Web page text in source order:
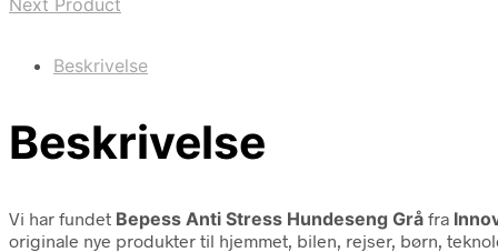
Beskrivelse
Beskrivelse
Vi har fundet Bepess Anti Stress Hundeseng Grå fra
originale nye produkter til hjemmet, bilen, rejser, børn,